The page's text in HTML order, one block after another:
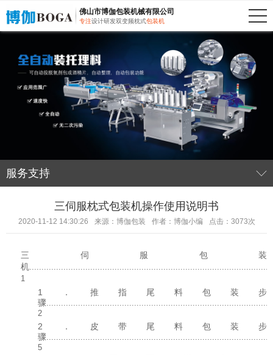
佛山市博伽包装机械有限公司
专注设计研发双变频枕式包装机
服务支持
三伺服枕式包装机操作使用说明书
2020-11-12 14:30:26 来源：博伽包装 作者：博伽小编 点击：3073次
三伺服包装
机
1
1 ．推指尾料包装步
骤
2
2 ．皮带尾料包装步
骤
5